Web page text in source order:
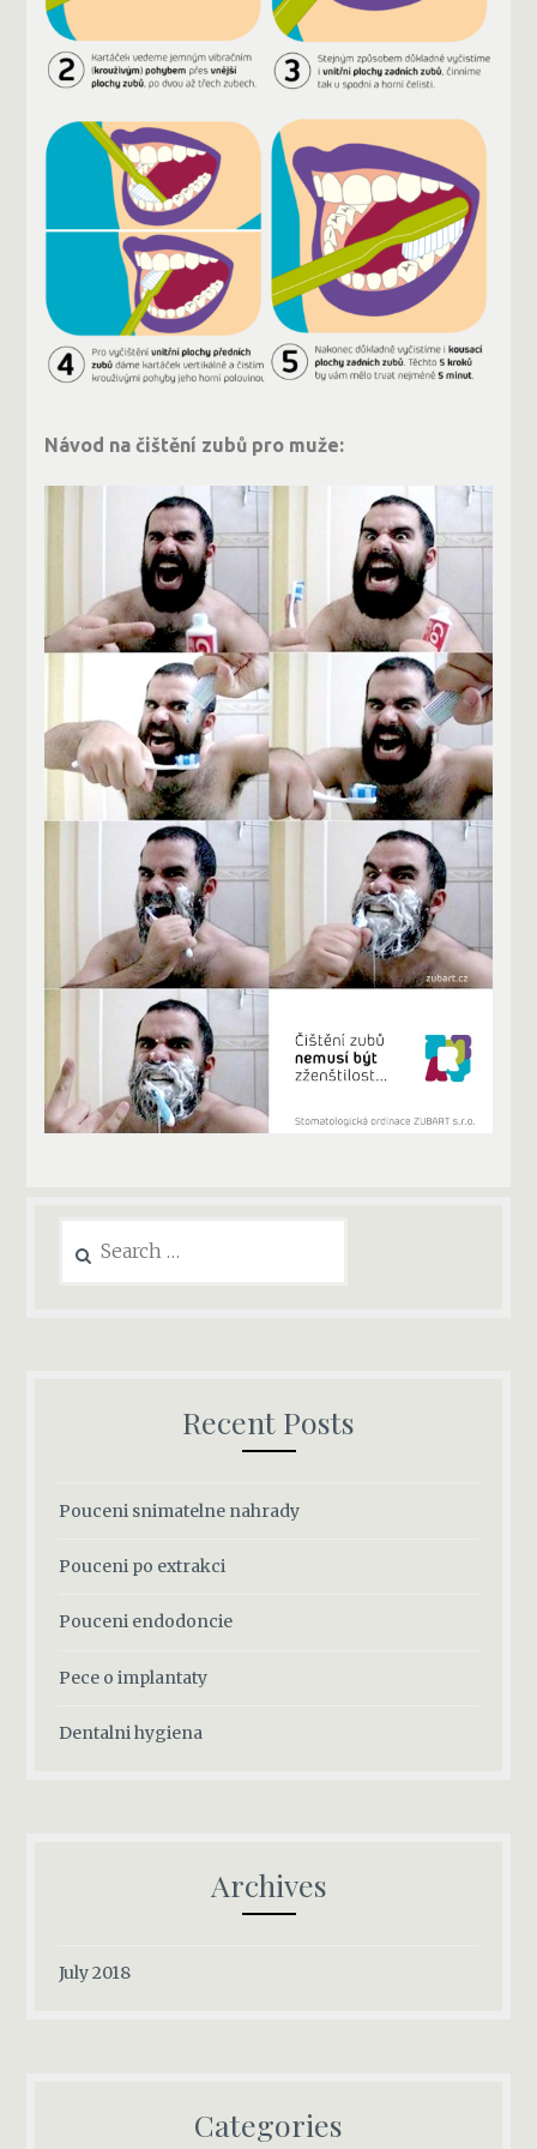
Návod na čištění zubů pro muže:
Recent Posts
Pouceni snimatelne nahrady
Pouceni po extrakci
Pouceni endodoncie
Pece o implantaty
Dentalni hygiena
Archives
July 2018
Categories